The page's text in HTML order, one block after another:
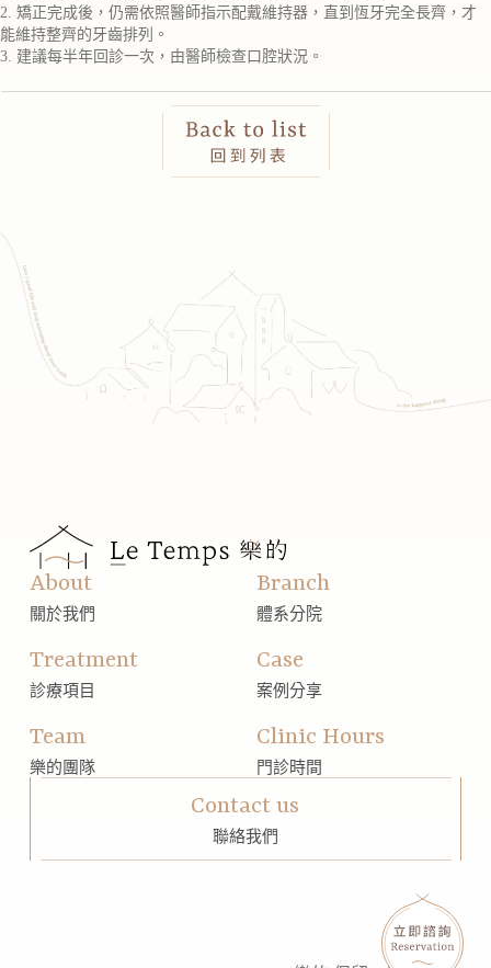
2. 矯正完成後，仍需依照醫師指示配戴維持器，直到恆牙完全長齊，才
能維持整齊的牙齒排列。
3. 建議每半年回診一次，由醫師檢查口腔狀況。
About
關於我們
Branch
體系分院
Treatment
診療項目
Case
案例分享
Team
樂的團隊
Clinic Hours
門診時間
Contact us
聯絡我們